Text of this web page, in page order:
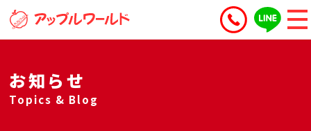
お知らせ
Topics & Blog